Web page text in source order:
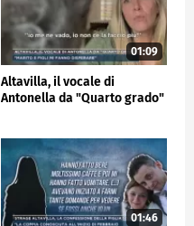
01:09
Altavilla, il vocale di
Antonella da "Quarto grado"
01:46